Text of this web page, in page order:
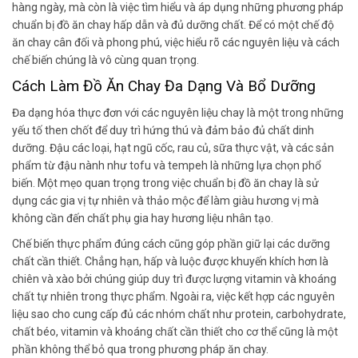
hàng ngày, mà còn là việc tìm hiểu và áp dụng những phương pháp
chuẩn bị đồ ăn chay hấp dẫn và đủ dưỡng chất. Để có một chế độ
ăn chay cân đối và phong phú, việc hiểu rõ các nguyên liệu và cách
chế biến chúng là vô cùng quan trọng.
Cách Làm Đồ Ăn Chay Đa Dạng Và Bổ Dưỡng
Đa dạng hóa thực đơn với các nguyên liệu chay là một trong những
yếu tố then chốt để duy trì hứng thú và đảm bảo đủ chất dinh
dưỡng. Đậu các loại, hạt ngũ cốc, rau củ, sữa thực vật, và các sản
phẩm từ đậu nành như tofu và tempeh là những lựa chọn phổ
biến. Một mẹo quan trọng trong việc chuẩn bị đồ ăn chay là sử
dụng các gia vị tự nhiên và thảo mộc để làm giàu hương vị mà
không cần đến chất phụ gia hay hương liệu nhân tạo.
Chế biến thực phẩm đúng cách cũng góp phần giữ lại các dưỡng
chất cần thiết. Chẳng hạn, hấp và luộc được khuyến khích hơn là
chiên và xào bởi chúng giúp duy trì được lượng vitamin và khoáng
chất tự nhiên trong thực phẩm. Ngoài ra, việc kết hợp các nguyên
liệu sao cho cung cấp đủ các nhóm chất như protein, carbohydrate,
chất béo, vitamin và khoáng chất cần thiết cho cơ thể cũng là một
phần không thể bỏ qua trong phương pháp ăn chay.